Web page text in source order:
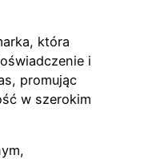
która
i
promując
w szerokim